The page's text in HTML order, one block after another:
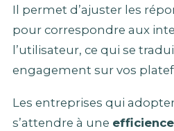
Il permet d’ajuster les
pour correspondre aux
l’utilisateur, ce qui se
engagement sur vos
Les entreprises qui
s’attendre à une